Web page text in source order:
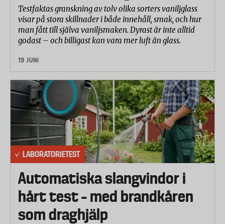
Cébé – Nemo Fuschia Orange
Scott – Hook Up Jr
Ljusgenomsläpp
Laboratoriet mätte hur mycket ljus skidglasögonen
släpper igenom samt hur de skyddar mot UV-
strålning. Dessutom mättes ljusgenomsläppets
variation över ytan på glasen. Enligt standarden får
den inte variera mer än 20 procent mellan höger
och vänster sida och inte mer än 10 procent inom en
sida av glaset.
Optiska egenskaper
Laboratoriet mätte linsernas brytning. Enligt
standarden får glasen inte bryta mer än 0,12
dioptrier.
Testfaktas granskning av tolv olika sorters vaniljglass
visar på stora skillnader i både innehåll, smak, och hur
man fått till själva vaniljsmaken. Dyrast är inte alltid
godast – och billigast kan vara mer luft än glass.
19 JUNI
LABORATORIETEST
Automatiska slangvindor i
hårt test – med brandkåren
som draghjälp